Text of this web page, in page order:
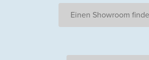
Einen Showroom